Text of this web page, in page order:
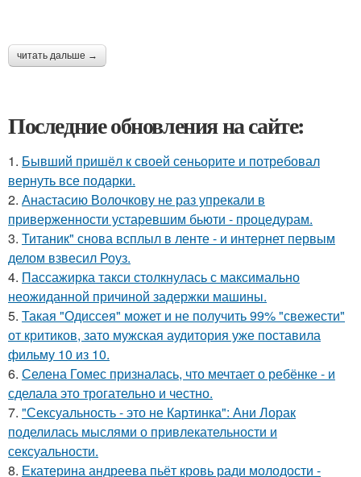
читать дальше →
Последние обновления на сайте:
1. Бывший пришёл к своей сеньорите и потребовал
вернуть все подарки.
2. Анастасию Волочкову не раз упрекали в
приверженности устаревшим бьюти - процедурам.
3. Титаник" снова всплыл в ленте - и интернет первым
делом взвесил Роуз.
4. Пассажирка такси столкнулась с максимально
неожиданной причиной задержки машины.
5. Такая "Одиссея" может и не получить 99% "свежести"
от критиков, зато мужская аудитория уже поставила
фильму 10 из 10.
6. Селена Гомес призналась, что мечтает о ребёнке - и
сделала это трогательно и честно.
7. "Сексуальность - это не Картинка": Ани Лорак
поделилась мыслями о привлекательности и
сексуальности.
8. Екатерина андреева пьёт кровь ради молодости -